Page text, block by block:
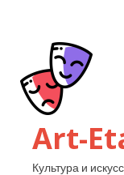
Art-
Культура и